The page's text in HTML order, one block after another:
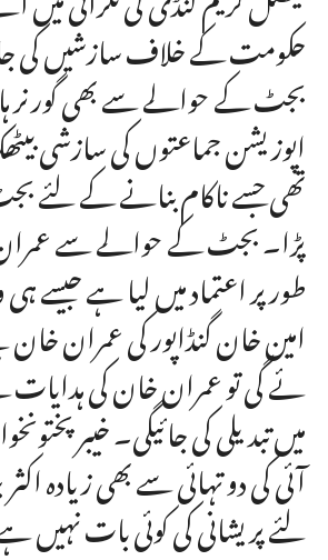
حکومت کے خلاف سازشیں کی
بجٹ کے حوالے سے بھی گورنر
اپوزیشن جماعتوں کی سازشی
تھی جسے ناکام بنانے کے لئے
پڑا۔ بجٹ کے حوالے سے عمران
طور پر اعتماد میں لیا ہے جیسے
امین خان گنڈاپور کی عمران
ئے گی تو عمران خان کی
میں تبدیلی کی جائیگی۔ خیبر
آئی کی دو تہائی سے بھی
لئے پریشانی کی کوئی بات نہیں